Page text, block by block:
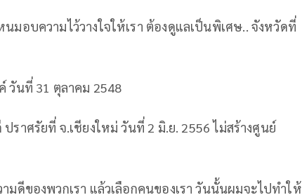
มอบความไว้วางใจให้เรา ต้องดูแลเป็นพิเศษ.. จังหวัดที่
วันที่ 31 ตุลาคม 2548
ราศรัยที่ จ.เชียงใหม่ วันที่ 2 มิ.ย. 2556 ไม่สร้างศูนย์
มดีของพวกเรา แล้วเลือกคนของเรา วันนั้นผมจะไปทำให้